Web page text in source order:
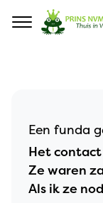
Navigation
Een funda
Het
Ze waren
Als ik ze